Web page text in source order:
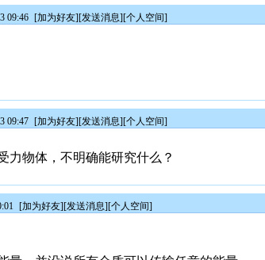
09:46 [加为好友][发送消息][个人空间]
09:47 [加为好友][发送消息][个人空间]
力物体，不明确能研究什么？
[加为好友][发送消息][个人空间]